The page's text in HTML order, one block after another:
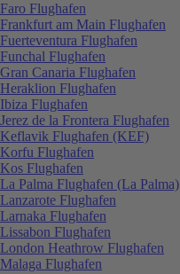
Faro Flughafen
Frankfurt am Main Flughafen
Fuerteventura Flughafen
Funchal Flughafen
Gran Canaria Flughafen
Heraklion Flughafen
Ibiza Flughafen
Jerez de la Frontera Flughafen
Keflavik Flughafen (KEF)
Korfu Flughafen
Kos Flughafen
La Palma Flughafen (La Palma)
Lanzarote Flughafen
Larnaka Flughafen
Lissabon Flughafen
London Heathrow Flughafen
Malaga Flughafen